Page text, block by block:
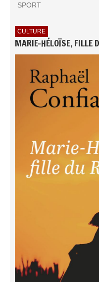
SPORT
CULTURE
MARIE-HÉLOÏSE, FILLE